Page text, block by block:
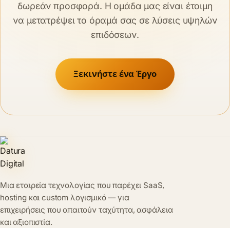
δωρεάν προσφορά. Η ομάδα μας είναι έτοιμη
να μετατρέψει το όραμά σας σε λύσεις υψηλών
επιδόσεων.
Ξεκινήστε ένα Έργο
Μια εταιρεία τεχνολογίας που παρέχει SaaS,
hosting και custom λογισμικό — για
επιχειρήσεις που απαιτούν ταχύτητα, ασφάλεια
και αξιοπιστία.